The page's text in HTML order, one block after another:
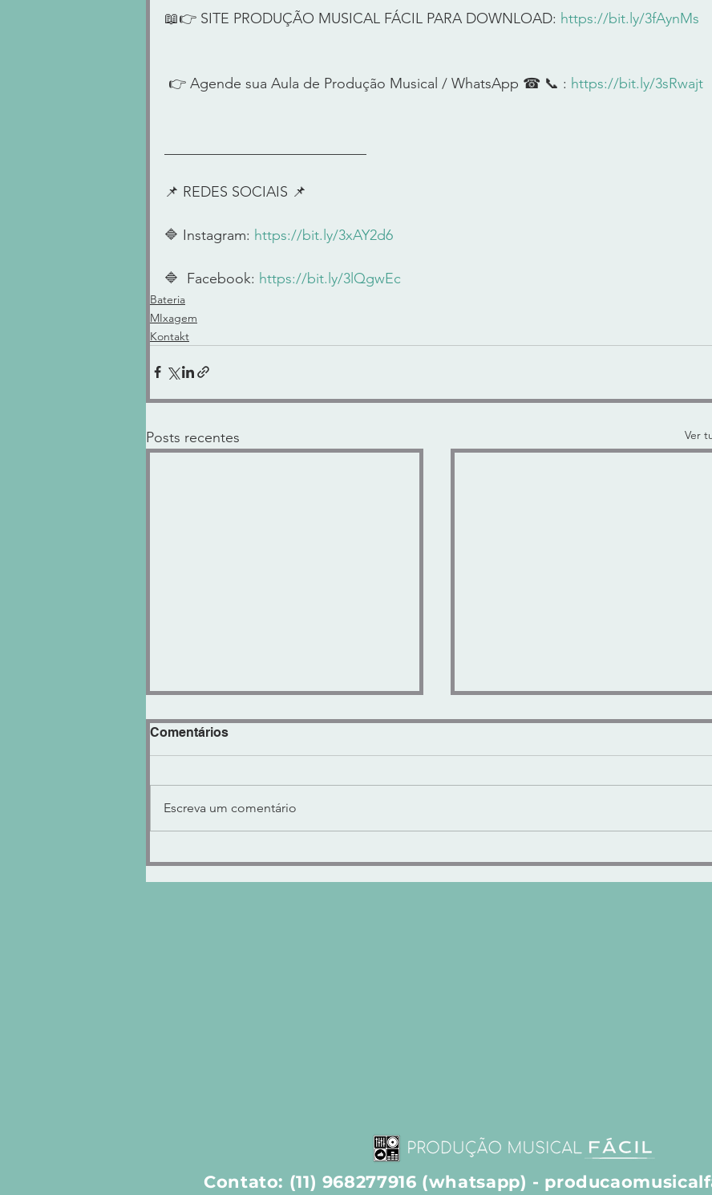
📖👉 SITE PRODUÇÃO MUSICAL FÁCIL PARA DOWNLOAD: https://bit.ly/3fAynMs
👉 Agende sua Aula de Produção Musical / WhatsApp ☎ 📞 : https://bit.ly/3sRwajt
📌 REDES SOCIAIS 📌
🔷 Instagram: https://bit.ly/3xAY2d6
🔷  Facebook: https://bit.ly/3lQgwEc
Bateria
MIxagem
Kontakt
Posts recentes Ver
"KNOCK CLIPPER" Controle de
VOLUME ENCORPADO ou
"LUX SUB-BASS" - SUB-GRAVES
MODELADOS e CALOR
Comentários
Escreva um comentário
Contato: (11) 968277916 (whatsapp) -